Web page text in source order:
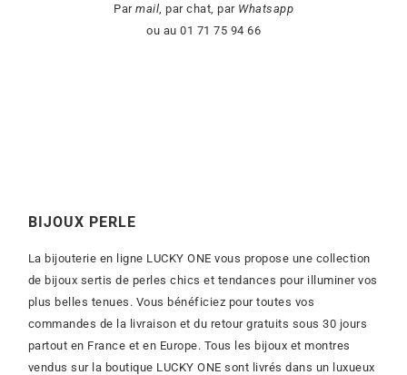
Par mail , par chat, parWhatsapp
ou au 01 71 75 94 66
BIJOUX PERLE
La bijouterie en ligne LUCKY ONE vous propose une collection
de bijoux sertis de perles chics et tendances pour illuminer vos
plus belles tenues. Vous bénéficiez pour toutes vos
commandes de la livraison et du retour gratuits sous 30 jours
partout en France et en Europe. Tous les bijoux et montres
vendus sur la boutique LUCKY ONE sont livrés dans un luxueux